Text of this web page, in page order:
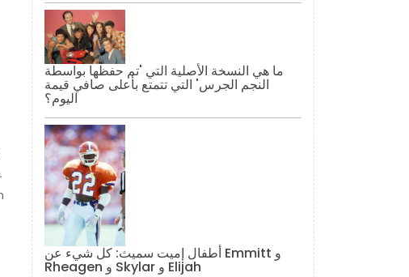
ما هي النسخة الأصلية التي 'تم حفظها بواسطة
النجم الجرس' التي تتمتع بأعلى صافي قيمة
اليوم؟
أطفال إميت سميث: كل شيء عن Emmitt و
Rheagen و Skylar و Elijah